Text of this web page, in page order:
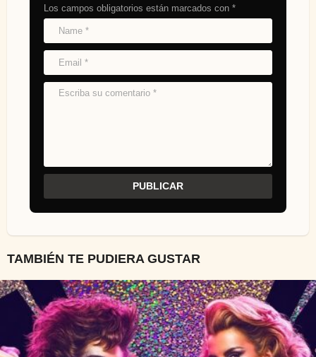
Los campos obligatorios están marcados con *
TAMBIÉN TE PUDIERA GUSTAR